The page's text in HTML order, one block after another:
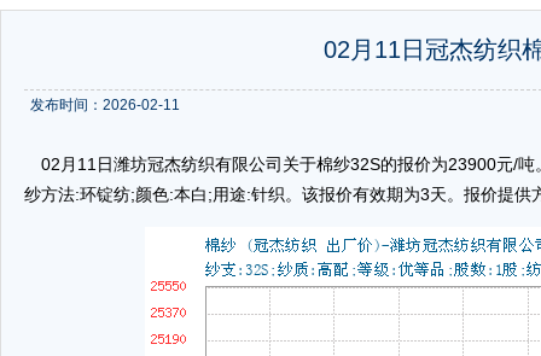
02月11日冠杰纺织
发布时间：2026-02-11
02月11日潍坊冠杰纺织有限公司关于棉纱32S的报价为23900元/
纱方法:环锭纺;颜色:本白;用途:针织。该报价有效期为3天。报价提供